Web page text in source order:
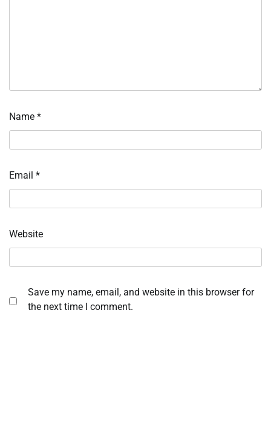
Name *
Email *
Website
Save my name, email, and website in this browser for
the next time I comment.